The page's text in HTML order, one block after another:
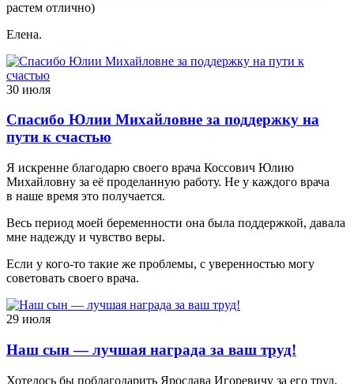
растем отлично)
Елена.
30 июля
Спасибо Юлии Михайловне за поддержку на
пути к счастью
Я искренне благодарю своего врача Коссович Юлию
Михайловну за её проделанную работу. Не у каждого врача
в наше время это получается.
Весь период моей беременности она была поддержкой, давала
мне надежду и чувство веры.
Если у кого-то такие же проблемы, с уверенностью могу
советовать своего врача.
29 июля
Наш сын — лучшая награда за ваш труд!
Хотелось бы поблагодарить Ярослава Игоревичу за его труд,